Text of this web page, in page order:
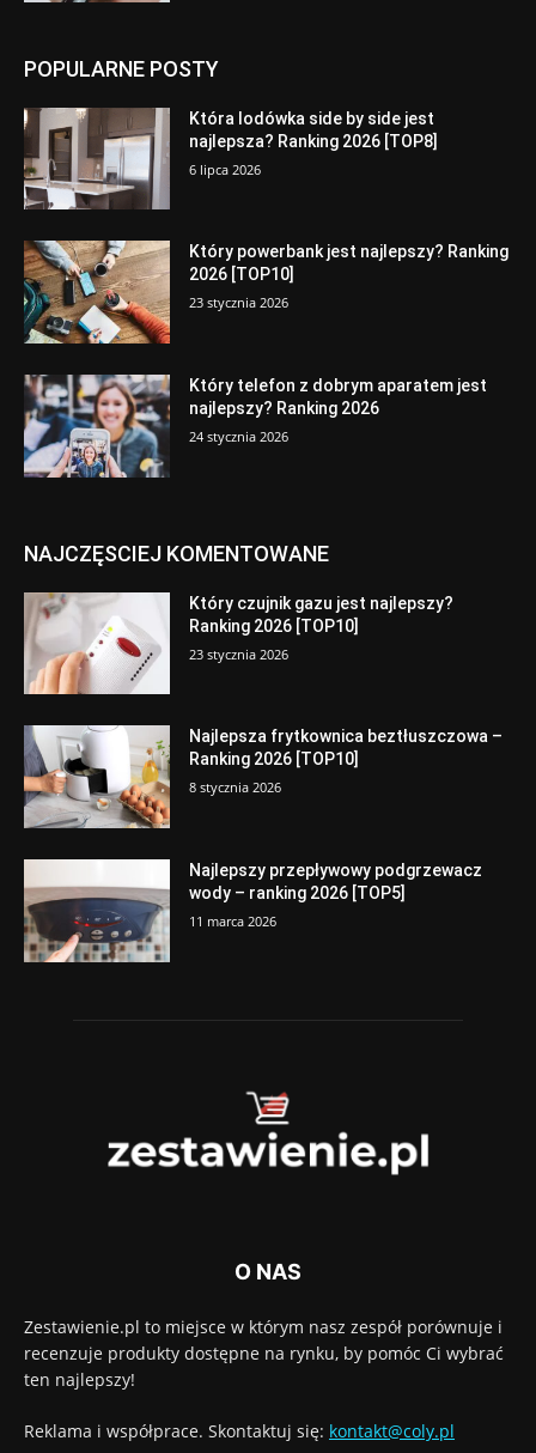
POPULARNE POSTY
Która lodówka side by side jest
najlepsza? Ranking 2026 [TOP8]
6 lipca 2026
Który powerbank jest najlepszy? Ranking
2026 [TOP10]
23 stycznia 2026
Który telefon z dobrym aparatem jest
najlepszy? Ranking 2026
24 stycznia 2026
NAJCZĘSCIEJ KOMENTOWANE
Który czujnik gazu jest najlepszy?
Ranking 2026 [TOP10]
23 stycznia 2026
Najlepsza frytkownica beztłuszczowa –
Ranking 2026 [TOP10]
8 stycznia 2026
Najlepszy przepływowy podgrzewacz
wody – ranking 2026 [TOP5]
11 marca 2026
O NAS
Zestawienie.pl to miejsce w którym nasz zespół porównuje i
recenzuje produkty dostępne na rynku, by pomóc Ci wybrać
ten najlepszy!
Reklama i współprace. Skontaktuj się: kontakt@coly.pl